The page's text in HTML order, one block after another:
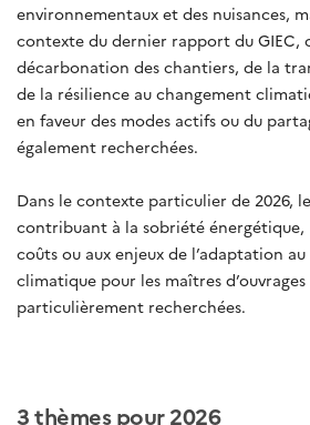
environnementaux et des nuisances,
contexte du dernier rapport du GIEC,
décarbonation des chantiers, de la
de la résilience au changement
en faveur des modes actifs ou du
également recherchées.
Dans le contexte particulier de 2026,
contribuant à la sobriété
coûts ou aux enjeux de l’adaptation
climatique pour les maîtres
particulièrement recherchées.
3 thèmes pour 2026